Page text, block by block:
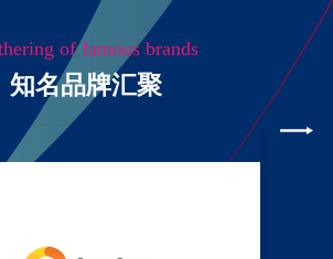
of famous brands
知名品牌汇聚